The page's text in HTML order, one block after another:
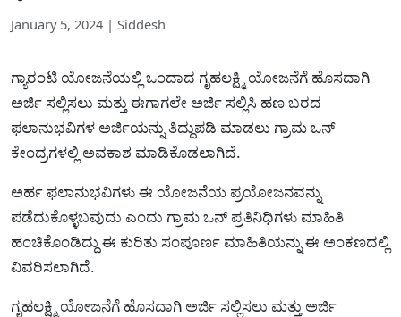
January 5, 2024 | Siddesh
ಗ್ಯಾರಂಟಿ ಯೋಜನೆಯಲ್ಲಿ ಒಂದಾದ ಗೃಹಲಕ್ಷ್ಮಿ ಯೋಜನೆಗೆ ಹೊಸದಾಗಿ
ಅರ್ಜಿ ಸಲ್ಲಿಸಲು ಮತ್ತು ಈಗಾಗಲೇ ಅರ್ಜಿ ಸಲ್ಲಿಸಿ ಹಣ ಬರದ
ಫಲಾನುಭವಿಗಳ ಅರ್ಜಿಯನ್ನು ತಿದ್ದುಪಡಿ ಮಾಡಲು ಗ್ರ‍ಾಮ ಒನ್
ಕೇಂದ್ರಗಳಲ್ಲಿ ಅವಕಾಶ ಮಾಡಿಕೊಡಲಾಗಿದೆ.
ಅರ್ಹ ಫಲಾನುಭವಿಗಳು ಈ ಯೋಜನೆಯ ಪ್ರಯೋಜನವನ್ನು
ಪಡೆದುಕೊಳ್ಳಬವುದು ಎಂದು ಗ್ರಾಮ ಒನ್ ಪ್ರತಿನಿಧಿಗಳು ಮಾಹಿತಿ
ಹಂಚಿಕೊಂಡಿದ್ದು ಈ ಕುರಿತು ಸಂಪೂರ್ಣ ಮಾಹಿತಿಯನ್ನು ಈ ಅಂಕಣದಲ್ಲಿ
ವಿವರಿಸಲಾಗಿದೆ.
ಗೃಹಲಕ್ಷ್ಮಿ ಯೋಜನೆಗೆ ಹೊಸದಾಗಿ ಅರ್ಜಿ ಸಲ್ಲಿಸಲು ಮತ್ತು ಅರ್ಜಿ